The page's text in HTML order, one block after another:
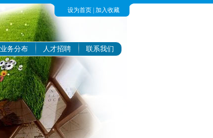
设为首页 加入收藏
业务分布 人才招聘 联系我们